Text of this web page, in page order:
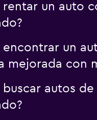
rentar un auto
encontrar un
mejorada con
buscar autos